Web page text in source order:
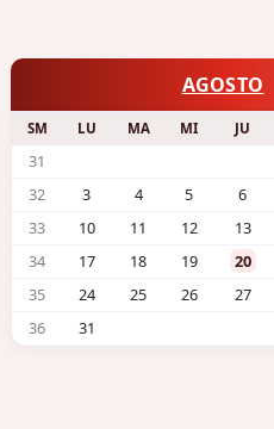
AGOSTO
SM LU MA MI JU
31
32
3 4 5 6
33
10 11 12 13
34
17 18 19 20
35
24 25 26 27
36
31